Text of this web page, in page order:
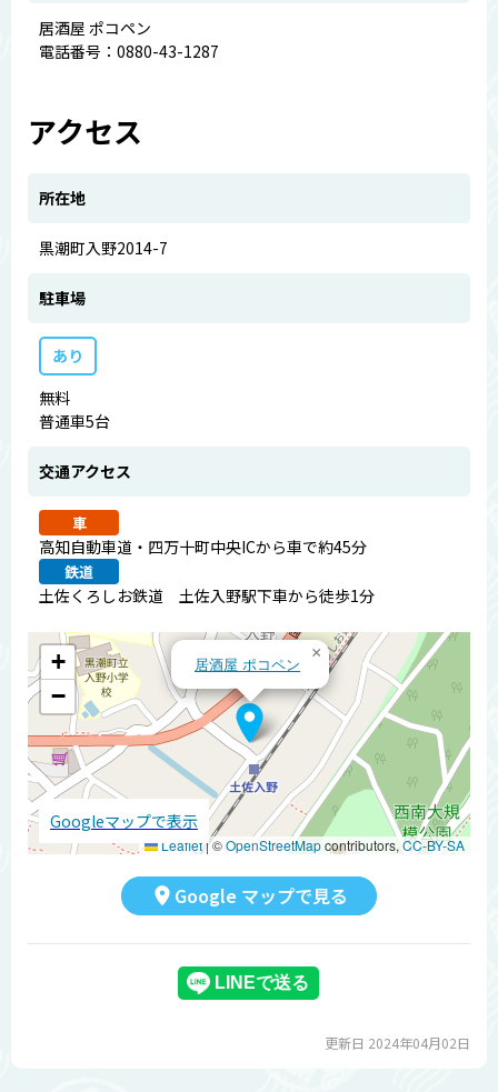
居酒屋 ポコペン
電話番号：0880-43-1287
アクセス
所在地
黒潮町入野2014-7
駐車場
あり
無料
普通車5台
交通アクセス
車
高知自動車道・四万十町中央ICから車で約45分
鉄道
土佐くろしお鉄道 土佐入野駅下車から徒歩1分
居酒屋 ポコペン
×
+
−
Leaflet|©OpenStreetMapcontributors,CC-BY-SA
Googleマップで表示
Google マップで見る
更新日 2024年04月02日